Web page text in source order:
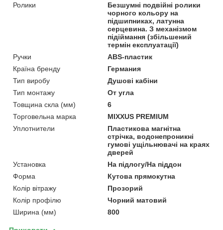
Ролики
Безшумні подвійні ролики
чорного кольору на
підшипниках, латунна
серцевина. З механізмом
підіймання (збільшений
термін експлуатації)
Ручки
ABS-пластик
Країна бренду
Германия
Тип виробу
Душові кабіни
Тип монтажу
От угла
Товщина скла (мм)
6
Торговельна марка
MIXXUS PREMIUM
Уплотнители
Пластикова магнітна
стрічка, водонепроникні
гумові ущільнювачі на краях
дверей
Установка
На підлогу/На піддон
Форма
Кутова прямокутна
Колір вітражу
Прозорий
Колір профілю
Чорний матовий
Ширина (мм)
800